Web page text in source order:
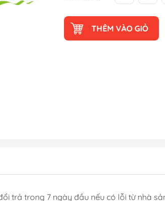
THÊM VÀO GIỎ
trả trong 7 ngày đầu nếu có lỗi từ nhà